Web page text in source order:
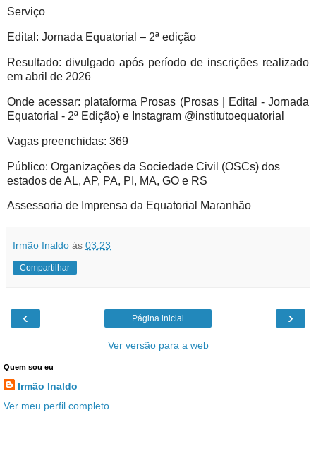
Serviço
Edital: Jornada Equatorial – 2ª edição
Resultado: divulgado após período de inscrições realizado
em abril de 2026
Onde acessar: plataforma Prosas (Prosas | Edital - Jornada
Equatorial - 2ª Edição) e Instagram @institutoequatorial
Vagas preenchidas: 369
Público: Organizações da Sociedade Civil (OSCs) dos
estados de AL, AP, PA, PI, MA, GO e RS
Assessoria de Imprensa da Equatorial Maranhão
Irmão Inaldo às 03:23
Compartilhar
‹ ›
Página inicial
Ver versão para a web
Quem sou eu
Irmão Inaldo
Ver meu perfil completo